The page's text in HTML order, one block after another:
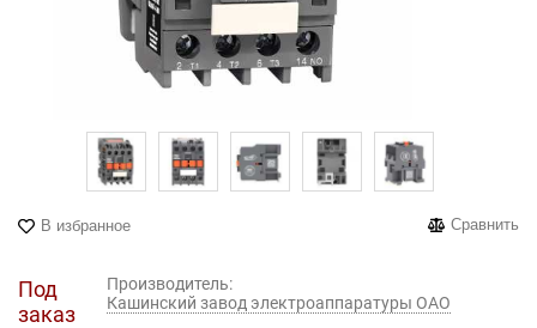
В избранное Сравнить
Под
заказ
Производитель:
Кашинский завод электроаппаратуры ОАО